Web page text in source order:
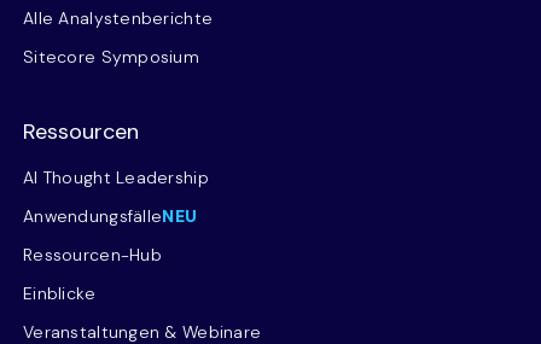
Alle Analystenberichte
Sitecore Symposium
Ressourcen
AI Thought Leadership
AnwendungsfälleNEU
Ressourcen-Hub
Einblicke
Veranstaltungen & Webinare